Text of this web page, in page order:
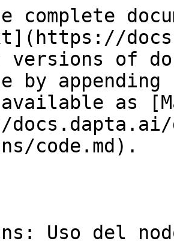
complete
versions of
by
as
code.md).
Uso del